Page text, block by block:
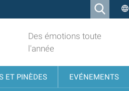
Ricerca
Search…
Des émotions toute
l'année
ET PINÈDES EVÉNEMENTS